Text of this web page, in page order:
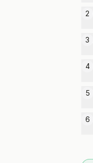
2
3
4
5
6